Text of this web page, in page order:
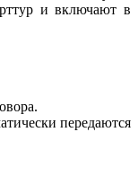
и включают в
передаются